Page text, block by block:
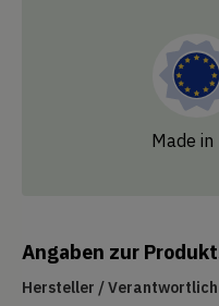
Made in
Angaben zur
Hersteller /